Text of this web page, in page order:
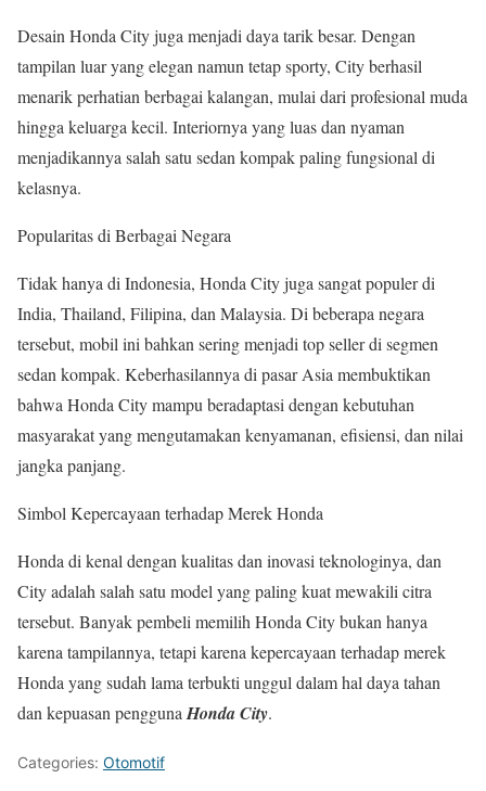
Desain Honda City juga menjadi daya tarik besar. Dengan
tampilan luar yang elegan namun tetap sporty, City berhasil
menarik perhatian berbagai kalangan, mulai dari profesional muda
hingga keluarga kecil. Interiornya yang luas dan nyaman
menjadikannya salah satu sedan kompak paling fungsional di
kelasnya.
Popularitas di Berbagai Negara
Tidak hanya di Indonesia, Honda City juga sangat populer di
India, Thailand, Filipina, dan Malaysia. Di beberapa negara
tersebut, mobil ini bahkan sering menjadi top seller di segmen
sedan kompak. Keberhasilannya di pasar Asia membuktikan
bahwa Honda City mampu beradaptasi dengan kebutuhan
masyarakat yang mengutamakan kenyamanan, efisiensi, dan nilai
jangka panjang.
Simbol Kepercayaan terhadap Merek Honda
Honda di kenal dengan kualitas dan inovasi teknologinya, dan
City adalah salah satu model yang paling kuat mewakili citra
tersebut. Banyak pembeli memilih Honda City bukan hanya
karena tampilannya, tetapi karena kepercayaan terhadap merek
Honda yang sudah lama terbukti unggul dalam hal daya tahan
dan kepuasan pengguna Honda City.
Categories: Otomotif